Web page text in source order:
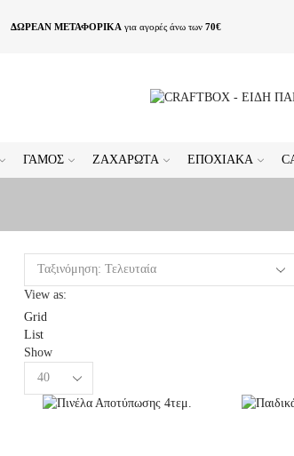
ΔΩΡΕΑΝ ΜΕΤΑΦΟΡΙΚΑ για αγορές άνω των 70€
ΓΆΜΟΣ ΖΑΧΑΡΩΤΆ ΕΠΟΧΙΑΚΆ
View as:
Grid
List
Show
page